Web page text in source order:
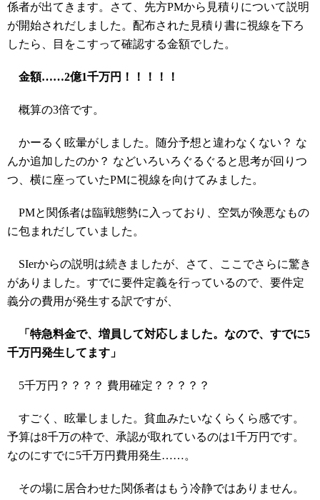
係者が出てきます。さて、先方PMから見積りについて説明
が開始されだしました。配布された見積り書に視線を下ろ
したら、目をこすって確認する金額でした。
金額……2億1千万円！！！！！
概算の3倍です。
かーるく眩暈がしました。随分予想と違わなくない？ な
んか追加したのか？ などいろいろぐるぐると思考が回りつ
つ、横に座っていたPMに視線を向けてみました。
PMと関係者は臨戦態勢に入っており、空気が険悪なもの
に包まれだしていました。
SIerからの説明は続きましたが、さて、ここでさらに驚き
がありました。すでに要件定義を行っているので、要件定
義分の費用が発生する訳ですが、
「特急料金で、増員して対応しました。なので、すでに5
千万円発生してます」
5千万円？？？？ 費用確定？？？？？
すごく、眩暈しました。貧血みたいなくらくら感です。
予算は8千万の枠で、承認が取れているのは1千万円です。
なのにすでに5千万円費用発生……。
その場に居合わせた関係者はもう冷静ではありません。